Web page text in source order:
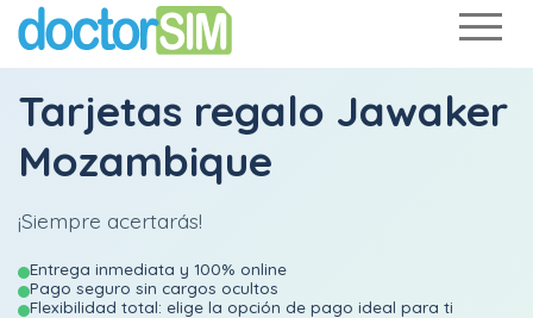
Tarjetas regalo Jawaker
Mozambique
¡Siempre acertarás!
Entrega inmediata y 100% online
Pago seguro sin cargos ocultos
Flexibilidad total: elige la opción de pago ideal para ti